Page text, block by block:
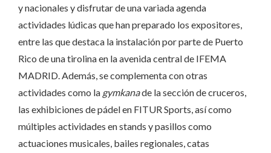
y nacionales y disfrutar de una variada agenda
actividades lúdicas que han preparado los expositores,
entre las que destaca la instalación por parte de Puerto
Rico de una tirolina en la avenida central de IFEMA
MADRID. Además, se complementa con otras
actividades como la gymkanade la sección de cruceros,
las exhibiciones de pádel en FITUR Sports, así como
múltiples actividades en stands y pasillos como
actuaciones musicales, bailes regionales, catas